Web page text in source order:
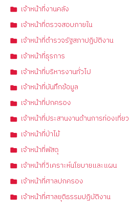
เจ้าหน้าที่งานคลัง
เจ้าหน้าที่ตรวจสอบภายใน
เจ้าหน้าที่ตำรวจรัฐสภาปฏิบัติงาน
เจ้าหน้าที่ธุรการ
เจ้าหน้าที่บริหารงานทั่วไป
เจ้าหน้าที่บันทึกข้อมูล
เจ้าหน้าที่ปกครอง
เจ้าหน้าที่ประสานงานด้านการท่องเที่ยว
เจ้าหน้าที่ป่าไม้
เจ้าหน้าที่พัสดุ
เจ้าหน้าที่วิเคราะห์นโยบายและแผน
เจ้าหน้าที่ศาลปกครอง
เจ้าหน้าที่ศาลยุติธรรมปฏิบัติงาน